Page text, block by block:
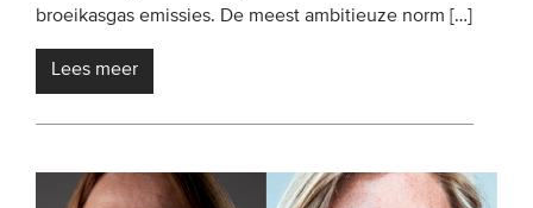
broeikasgas emissies. De meest ambitieuze norm […]
Lees meer